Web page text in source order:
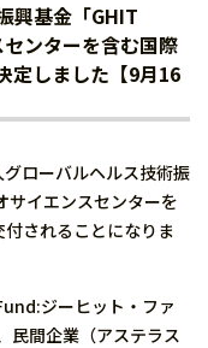
興基金「GHIT
ンターを含む国際
定しました【9月16
ローバルヘルス技術振
イエンスセンターを
されることになりま
ジーヒット・ファ
民間企業（アステラス